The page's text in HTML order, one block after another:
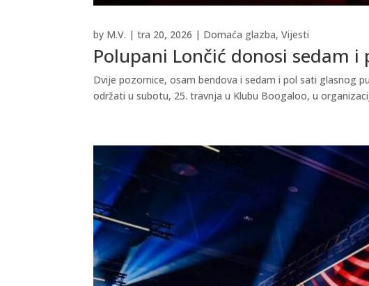
Polupani Lončić donosi sedam
by M.V. |tra 20, 2026 | Domaća glazba,Vijesti
Dvije pozornice, osam bendova i sedam i pol sati glasnog
održati u subotu, 25. travnja u Klubu Boogaloo, u